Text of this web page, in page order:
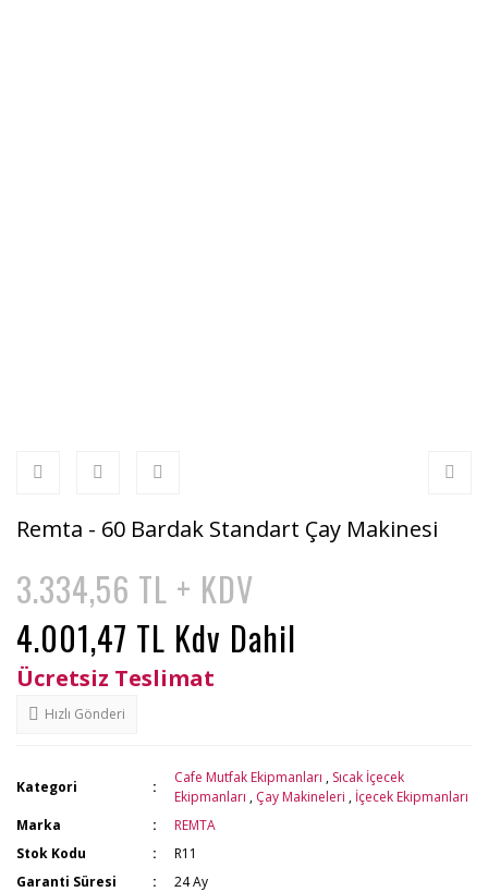
Remta - 60 Bardak Standart Çay Makinesi
3.334,56 TL + KDV
4.001,47 TL Kdv Dahil
Ücretsiz Teslimat
Hızlı Gönderi
Kategori
Cafe Mutfak Ekipmanları , Sıcak İçecek
Ekipmanları , Çay Makineleri , İçecek Ekipmanları
Marka
REMTA
Stok Kodu
R11
Garanti Süresi
24 Ay